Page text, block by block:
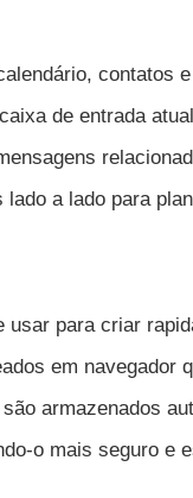
contatos
de entrada
a lado para
usar para criar
em navegador
armazenados
o mais seguro e